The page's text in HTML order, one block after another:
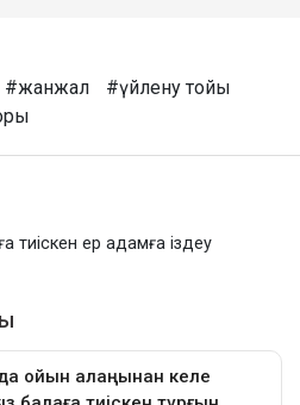
#жанжал
#үйлену тойы
тиіскен ер адамға іздеу